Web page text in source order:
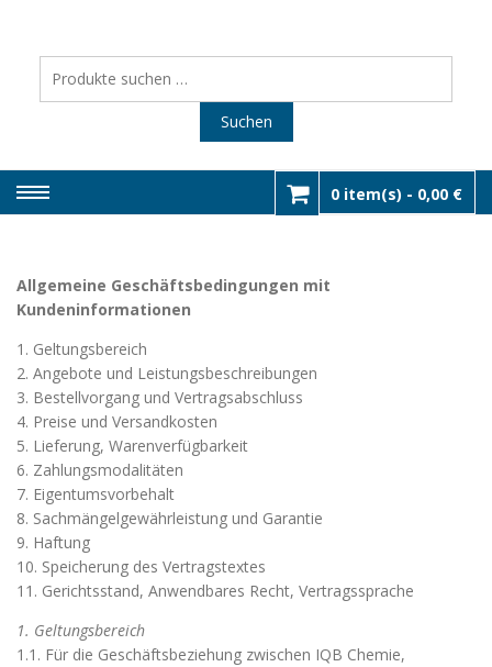
content
SHOP IQB
nach:
Suchen
0 item(s) - 0,00 €
Allgemeine Geschäftsbedingungen mit
Kundeninformationen
1. Geltungsbereich
2. Angebote und Leistungsbeschreibungen
3. Bestellvorgang und Vertragsabschluss
4. Preise und Versandkosten
5. Lieferung, Warenverfügbarkeit
6. Zahlungsmodalitäten
7. Eigentumsvorbehalt
8. Sachmängelgewährleistung und Garantie
9. Haftung
10. Speicherung des Vertragstextes
11. Gerichtsstand, Anwendbares Recht, Vertragssprache
1. Geltungsbereich
1.1. Für die Geschäftsbeziehung zwischen IQB Chemie,